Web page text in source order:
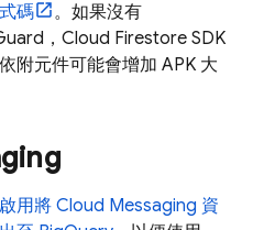
碼
。如果沒有
， Cloud Firestore SDK
附元件可能會增加 APK 大
啟用將 Cloud Messaging 資